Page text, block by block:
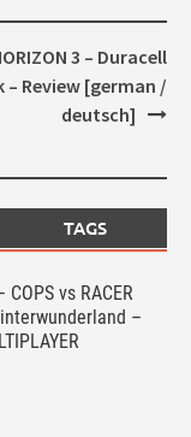
3 – Duracell
– Review [german /
deutsch]
TAGS
COPS vs RACER
–